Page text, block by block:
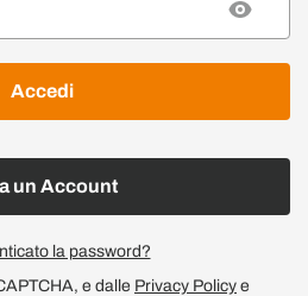
Accedi
un Account
la password?
e dalle Privacy Policy e